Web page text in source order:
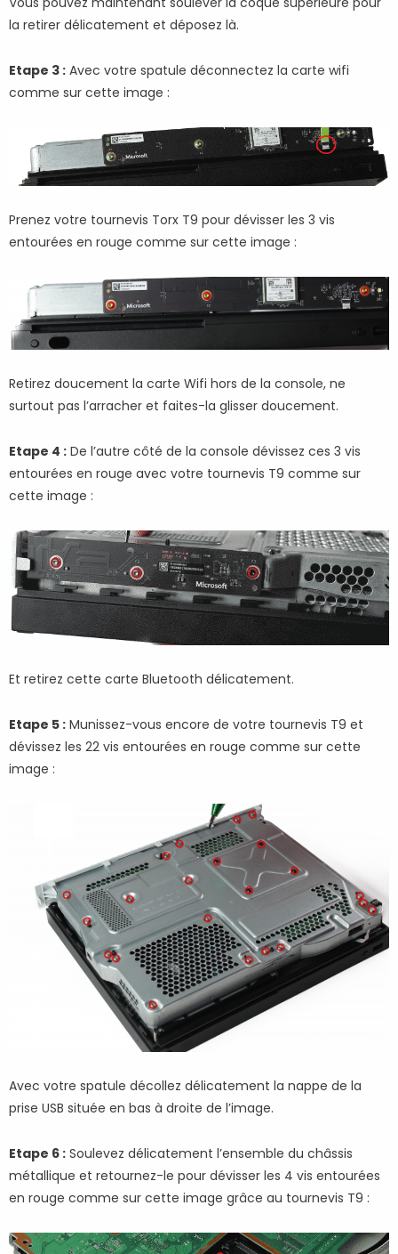
la retirer délicatement et déposez là.
Etape 3 : Avec votre spatule déconnectez la carte wifi
comme sur cette image :
Prenez votre tournevis Torx T9 pour dévisser les 3 vis
entourées en rouge comme sur cette image :
Retirez doucement la carte Wifi hors de la console, ne
surtout pas l’arracher et faites-la glisser doucement.
Etape 4 : De l’autre côté de la console dévissez ces 3 vis
entourées en rouge avec votre tournevis T9 comme sur
cette image :
Et retirez cette carte Bluetooth délicatement.
Etape 5 : Munissez-vous encore de votre tournevis T9 et
dévissez les 22 vis entourées en rouge comme sur cette
image :
Avec votre spatule décollez délicatement la nappe de la
prise USB située en bas à droite de l’image.
Etape 6 : Soulevez délicatement l’ensemble du châssis
métallique et retournez-le pour dévisser les 4 vis entourées
en rouge comme sur cette image grâce au tournevis T9 :